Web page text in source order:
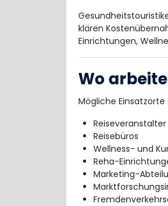
klären
Einrichtungen,
Wo
Mögliche Einsatzorte
Reiseveranstalter
Reisebüros
Wellness- und
Reha-
Marketing-